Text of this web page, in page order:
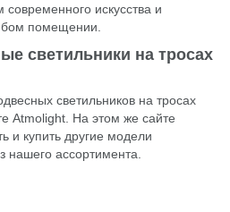
искусства и
помещении.
светильники на тросах
светильников на тросах
Atmolight . На этом же сайте
и купить другие модели
нашего ассортимента.